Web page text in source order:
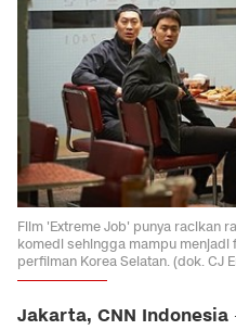
Film 'Extreme Job' punya racikan
komedi sehingga mampu
perfilman Korea Selatan. (dok. CJ
Jakarta, CNN Indonesia